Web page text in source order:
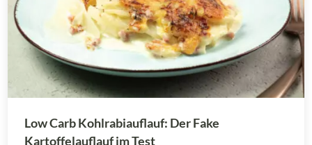
Low Carb Kohlrabiauflauf: Der Fake
Kartoffelauflauf im Test